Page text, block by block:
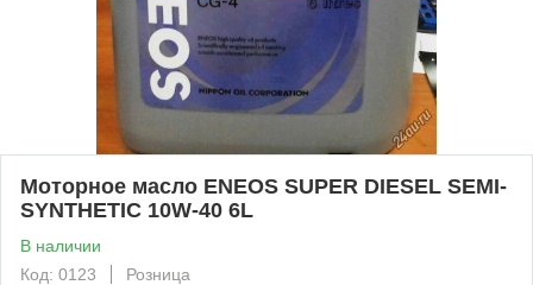
Моторное масло ENEOS SUPER DIESEL SEMI-
SYNTHETIС 10W-40 6L
В наличии
Код: 0123
Розница